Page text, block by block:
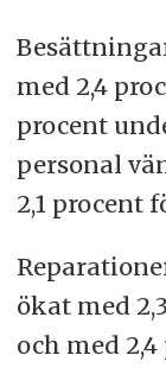
med 2,4
procent
personal
2,1 procent
ökat med
och med